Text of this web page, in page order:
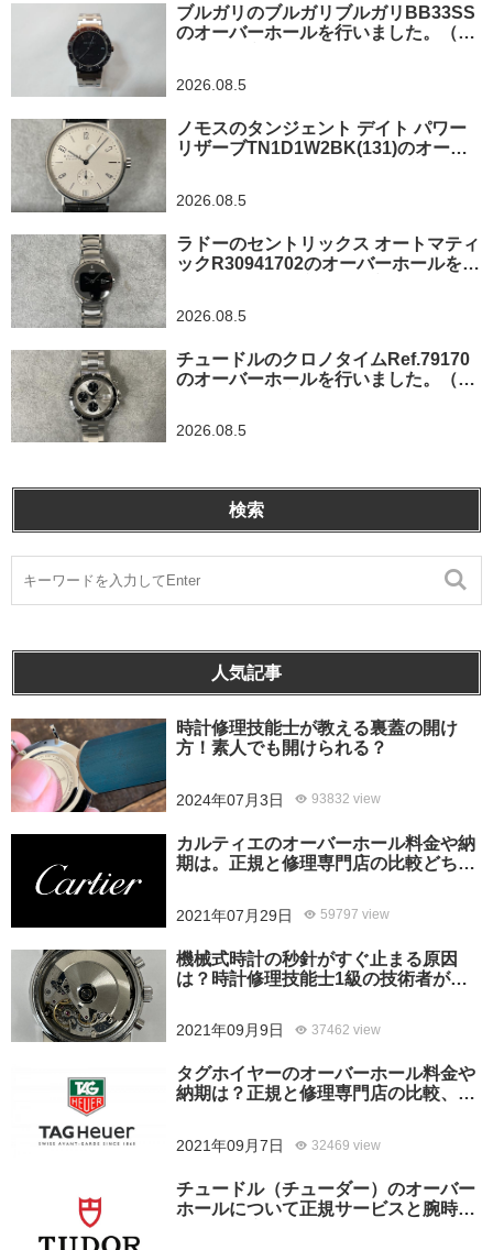
ブルガリのブルガリブルガリBB33SS
のオーバーホールを行いました。（埼
2026.08.5
ノモスのタンジェント デイト パワー
リザーブTN1D1W2BK(131)のオーバ
2026.08.5
ラドーのセントリックス オートマティ
ックR30941702のオーバーホールを行
2026.08.5
チュードルのクロノタイムRef.79170
のオーバーホールを行いました。（神
2026.08.5
検索
人気記事
時計修理技能士が教える裏蓋の開け
方！素人でも開けられる？
2024年07月3日 93832 view
カルティエのオーバーホール料金や納
期は。正規と修理専門店の比較どちら
2021年07月29日 59797 view
機械式時計の秒針がすぐ止まる原因
は？時計修理技能士1級の技術者がお
2021年09月9日 37462 view
タグホイヤーのオーバーホール料金や
納期は？正規と修理専門店の比較、ど
2021年09月7日 32469 view
チュードル（チューダー）のオーバー
ホールについて正規サービスと腕時計